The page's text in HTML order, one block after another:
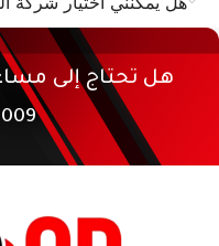
هل تحتاج إلى